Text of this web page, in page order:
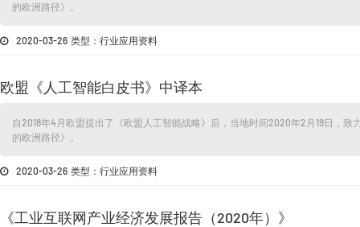
的欧洲路径》。
2020-03-26 类型：行业应用资料
欧盟《人工智能白皮书》中译本
自2018年4月欧盟提出了《欧盟人工智能战略》后，当地时间2020年2月19日，
的欧洲路径》。
2020-03-26 类型：行业应用资料
《工业互联网产业经济发展报告（2020年）》